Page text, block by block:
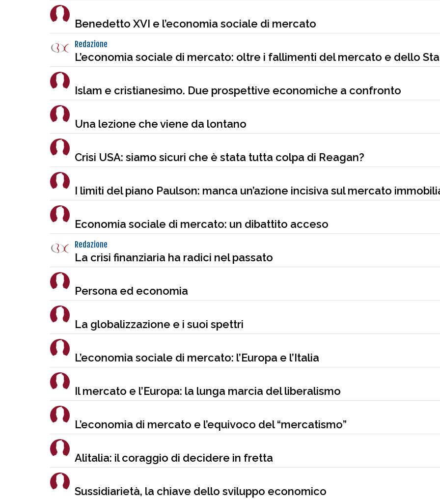
Benedetto XVI e l’economia sociale di mercato
Redazione
L’economia sociale di mercato: oltre i fallimenti del mercato e dello
Islam e cristianesimo. Due prospettive economiche a confronto
Una lezione che viene da lontano
Crisi USA: siamo sicuri che è stata tutta colpa di Reagan?
I limiti del piano Paulson: manca un’azione incisiva sul mercato
Economia sociale di mercato: un dibattito acceso
Redazione
La crisi finanziaria ha radici nel passato
Persona ed economia
La globalizzazione e i suoi spettri
L’economia sociale di mercato: l’Europa e l’Italia
Il mercato e l’Europa: la lunga marcia del liberalismo
L’economia di mercato e l’equivoco del “mercatismo”
Alitalia: il coraggio di decidere in fretta
Sussidiarietà, la chiave dello sviluppo economico